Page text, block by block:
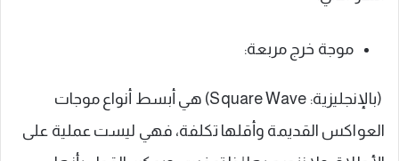
موجة خرج مربعة:
(بالإنجليزية: Square Wave) هي أبسط أنواع موجات
العواكس القديمة وأقلها تكلفة، فهي ليست عملية على